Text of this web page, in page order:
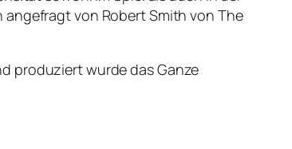
angefragt von Robert Smith von The
produziert wurde das Ganze